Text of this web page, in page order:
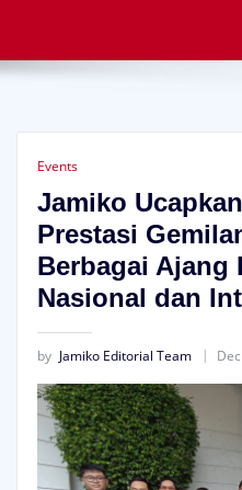
Events
Jamiko
Prestasi
Berbagai Ajang
Nasional dan
by Jamiko Editorial Team